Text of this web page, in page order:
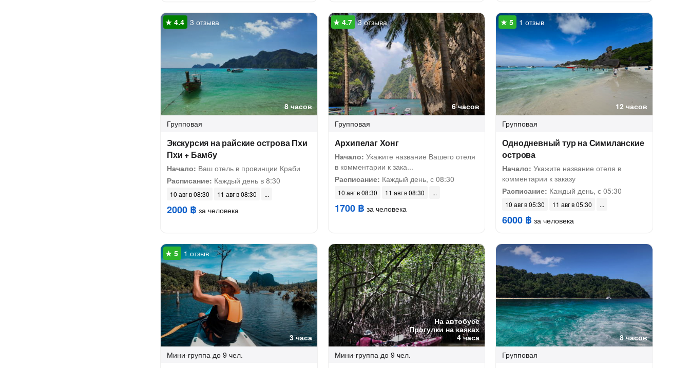
8 часов
3 отзыва
Групповая
Экскурсия на райские острова Пхи
Пхи + Бамбу
Начало: Ваш отель в провинции Краби
Расписание: Каждый день в 8:30
10 авг в 08:30 11 авг в 08:30
2000 ฿ за человека
6 часов
3 отзыва
Групповая
Архипелаг Хонг
Начало: Укажите название Вашего отеля
в комментарии к зака...
Расписание: Каждый день, с 08:30
10 авг в 08:30 11 авг в 08:30
1700 ฿ за человека
12 часов
1 отзыв
Групповая
Однодневный тур на Симиланские
острова
Начало: Укажите название отеля в
комментарии к заказу
Расписание: Каждый день, с 05:30
10 авг в 05:30 11 авг в 05:30
6000 ฿ за человека
3 часа
1 отзыв
Мини-группа до 9 чел.
На автобусе
Прогулки на каяках
4 часа
Мини-группа до 9 чел.
8 часов
Групповая